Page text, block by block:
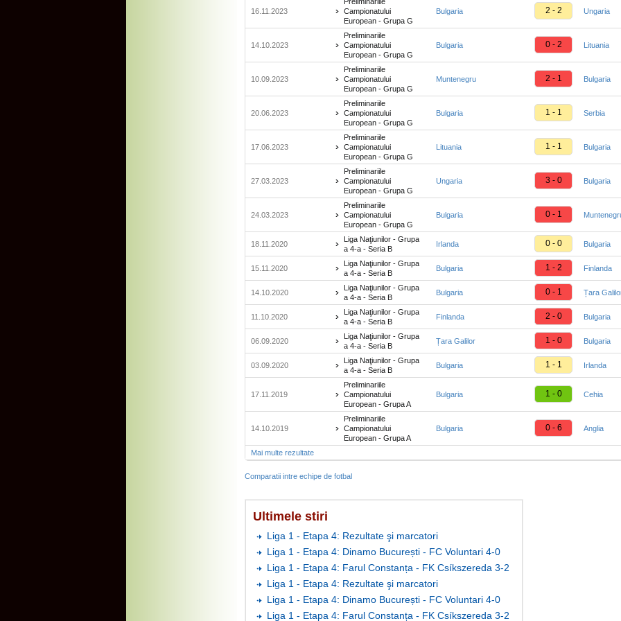
16.11.2023
Campionatului
European - Grupa G
Bulgaria 2 - 2 Ungaria
14.10.2023
Preliminariile
Campionatului
European - Grupa G
Bulgaria 0 - 2 Lituania
10.09.2023
Preliminariile
Campionatului
European - Grupa G
Muntenegru 2 - 1 Bulgaria
20.06.2023
Preliminariile
Campionatului
European - Grupa G
Bulgaria 1 - 1 Serbia
17.06.2023
Preliminariile
Campionatului
European - Grupa G
Lituania 1 - 1 Bulgaria
27.03.2023
Preliminariile
Campionatului
European - Grupa G
Ungaria 3 - 0 Bulgaria
24.03.2023
Preliminariile
Campionatului
European - Grupa G
Bulgaria 0 - 1
18.11.2020
Liga Naţiunilor - Grupa
a 4-a - Seria B
Irlanda 0 - 0 Bulgaria
15.11.2020
Liga Naţiunilor - Grupa
a 4-a - Seria B
Bulgaria 1 - 2 Finlanda
14.10.2020
Liga Naţiunilor - Grupa
a 4-a - Seria B
Bulgaria 0 - 1 Țara
11.10.2020
Liga Naţiunilor - Grupa
a 4-a - Seria B
Finlanda 2 - 0 Bulgaria
06.09.2020
Liga Naţiunilor - Grupa
a 4-a - Seria B
Țara Galilor 1 - 0 Bulgaria
03.09.2020
Liga Naţiunilor - Grupa
a 4-a - Seria B
Bulgaria 1 - 1 Irlanda
17.11.2019
Preliminariile
Campionatului
European - Grupa A
Bulgaria 1 - 0 Cehia
14.10.2019
Preliminariile
Campionatului
European - Grupa A
Bulgaria 0 - 6 Anglia
Mai multe rezultate
Comparatii intre echipe de fotbal
Ultimele stiri
Liga 1 - Etapa 4: Rezultate şi marcatori
Liga 1 - Etapa 4: Dinamo București - FC Voluntari 4-0
Liga 1 - Etapa 4: Farul Constanța - FK Csíkszereda 3-2
Liga 1 - Etapa 4: Rezultate şi marcatori
Liga 1 - Etapa 4: Dinamo București - FC Voluntari 4-0
Liga 1 - Etapa 4: Farul Constanța - FK Csíkszereda 3-2